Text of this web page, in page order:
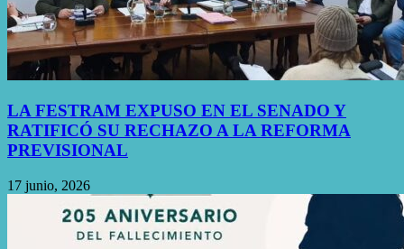
LA FESTRAM EXPUSO EN EL SENADO Y
RATIFICÓ SU RECHAZO A LA REFORMA
PREVISIONAL
17 junio, 2026